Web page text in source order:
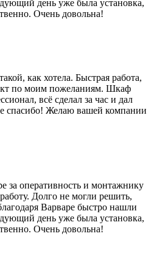
день уже была установка,
Очень довольна!
как хотела. Быстрая работа,
по моим пожеланиям. Шкаф
всё сделал за час и дал
спасибо! Желаю вашей компании
за оперативность и монтажнику
Долго не могли решить,
Варваре быстро нашли
день уже была установка,
Очень довольна!